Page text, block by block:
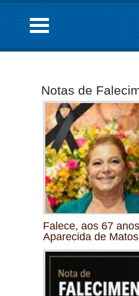
Notas de
Falece, aos 67
Aparecida de Matos